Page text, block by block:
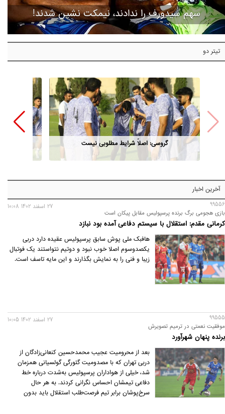
سهم سیدورف را ندادند، نیمکت نشین شدند!
تیتر دو
گروسی: اصلاً شرایط مطلوبی نیست
آخرین اخبار
99556
بازی هجومی برگ برنده پرسپولیس مقابل پیکان است
کرمانی مقدم: استقلال با سیستم دفاعی آمده بود نبازد
27 اسفند 1402 10:08
هافبک ملی پوش سابق پرسپولیس عقیده دارد دربی
یکصدوسوم اصلا خوب نبود و دوتیم نتواستند یک فوتبال
زیبا و فنی را به نمایش بگذارند و این مایه تاسف است.
99555
موفقیت نعمتی در ترمیم تصویرش
برنده پنهان شهرآورد
27 اسفند 1402 10:05
بعد از محرومیت عجیب محمدحسین کنعانی‌زادگان از
دربی تهران که با مصدومیت گئورگی گولسیانی همزمان
شد، خیلی از هواداران پرسپولیس به‌شدت درباره خط
دفاعی تیمشان احساس نگرانی کردند. به هر حال
سرخ‌پوشان برابر تیم فرصت‌طلب استقلال باید بدون